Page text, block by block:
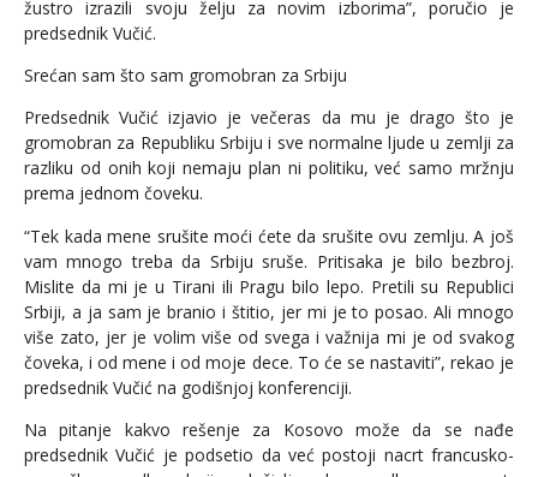
žustro izrazili svoju želju za novim izborima”, poručio je
predsednik Vučić.
Srećan sam što sam gromobran za Srbiju
Predsednik Vučić izjavio je večeras da mu je drago što je
gromobran za Republiku Srbiju i sve normalne ljude u zemlji za
razliku od onih koji nemaju plan ni politiku, već samo mržnju
prema jednom čoveku.
“Tek kada mene srušite moći ćete da srušite ovu zemlju. A još
vam mnogo treba da Srbiju sruše. Pritisaka je bilo bezbroj.
Mislite da mi je u Tirani ili Pragu bilo lepo. Pretili su Republici
Srbiji, a ja sam je branio i štitio, jer mi je to posao. Ali mnogo
više zato, jer je volim više od svega i važnija mi je od svakog
čoveka, i od mene i od moje dece. To će se nastaviti”, rekao je
predsednik Vučić na godišnjoj konferenciji.
Na pitanje kakvo rešenje za Kosovo može da se nađe
predsednik Vučić je podsetio da već postoji nacrt francusko-